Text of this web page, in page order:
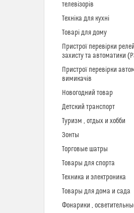
телевізорів
Техніка для кухні
Товарі для дому
Пристрої перевірки
захисту та автоматики
Пристрої перевірки
вимикачів
Новогодний товар
Детский транспорт
Туризм , отдых и хобби
Зонты
Торговые шатры
Товары для спорта
Техника и электроника
Товары для дома и сада
Фонарики ,